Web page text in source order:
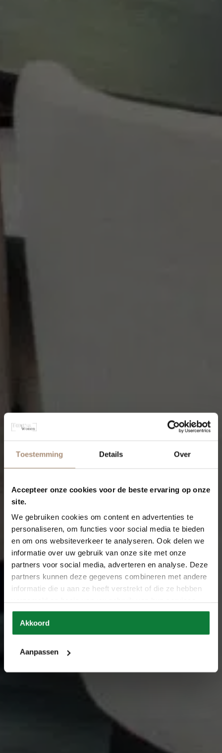
Toestemming Details Over
Accepteer onze cookies voor de beste ervaring op onze
site.
We gebruiken cookies om content en advertenties te
personaliseren, om functies voor social media te bieden
en om ons websiteverkeer te analyseren. Ook delen we
informatie over uw gebruik van onze site met onze
partners voor social media, adverteren en analyse. Deze
partners kunnen deze gegevens combineren met andere
informatie die u aan ze heeft verstrekt of die ze hebben
Akkoord
Aanpassen